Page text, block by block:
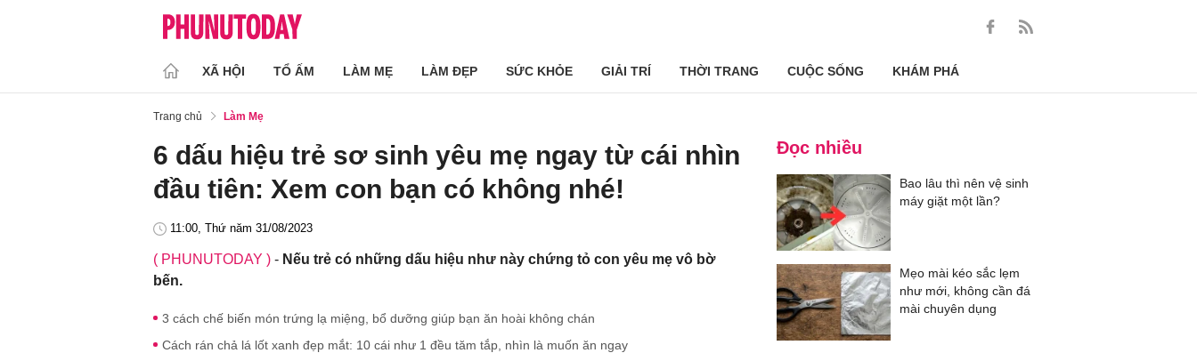
XÃ HỘI TỔ ẤM LÀM MẸ LÀM ĐẸP SỨC KHỎE GIẢI TRÍ THỜI TRANG CUỘC SỐNG KHÁM PHÁ
Trang chủ Làm Mẹ
6 dấu hiệu trẻ sơ sinh yêu mẹ ngay từ cái nhìn
đầu tiên: Xem con bạn có không nhé!
11:00, Thứ năm 31/08/2023
( PHUNUTODAY ) - Nếu trẻ có những dấu hiệu như này chứng tỏ con yêu mẹ vô bờ
bến.
3 cách chế biến món trứng lạ miệng, bổ dưỡng giúp bạn ăn hoài không chán
Cách rán chả lá lốt xanh đẹp mắt: 10 cái như 1 đều tăm tắp, nhìn là muốn ăn ngay
Đọc nhiều
Bao lâu thì nên vệ sinh
máy giặt một lần?
Mẹo mài kéo sắc lẹm
như mới, không cần đá
mài chuyên dụng